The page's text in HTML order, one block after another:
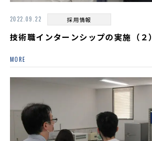
2022.09.22 採用情報
技術職インターンシップの実施（２）
MORE